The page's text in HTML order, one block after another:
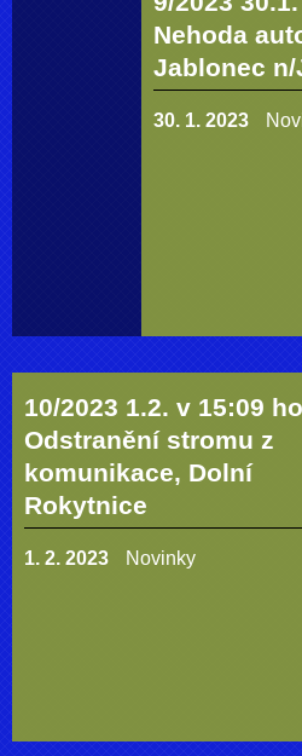
Nehoda
Jablonec
30. 1. 2023
10/2023 1.2. v 15:09
Odstranění stromu z
komunikace, Dolní
Rokytnice
1. 2. 2023 Novinky